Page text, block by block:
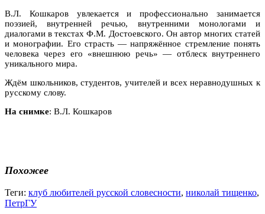
В.Л. Кошкаров увлекается и профессионально занимается
поэзией, внутренней речью, внутренними монологами и
диалогами в текстах Ф.М. Достоевского. Он автор многих статей
и монографии. Его страсть — напряжённое стремление понять
человека через его «внешнюю речь» — отблеск внутреннего
уникального мира.
Ждём школьников, студентов, учителей и всех неравнодушных к
русскому слову.
На снимке: В.Л. Кошкаров
Похожее
Теги: клуб любителей русской словесности, николай тищенко,
ПетрГУ